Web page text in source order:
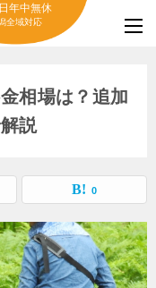
年中無休
全域対応
相場は？追加
説
0